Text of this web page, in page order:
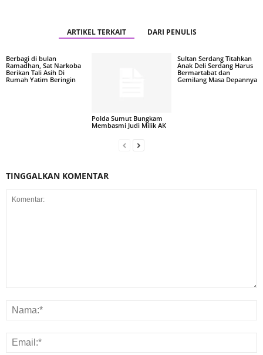
ARTIKEL TERKAIT DARI PENULIS
Berbagi di bulan
Ramadhan, Sat Narkoba
Berikan Tali Asih Di
Rumah Yatim Beringin
Polda Sumut Bungkam
Membasmi Judi Milik AK
Sultan Serdang Titahkan
Anak Deli Serdang Harus
Bermartabat dan
Gemilang Masa Depannya
TINGGALKAN KOMENTAR